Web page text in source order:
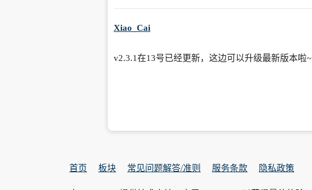
Xiao_Cai
v2.3.1在13号已经更新，这边可以升级最新版本啦~
首页 板块 常见问题解答/准则 服务条款 隐私政策